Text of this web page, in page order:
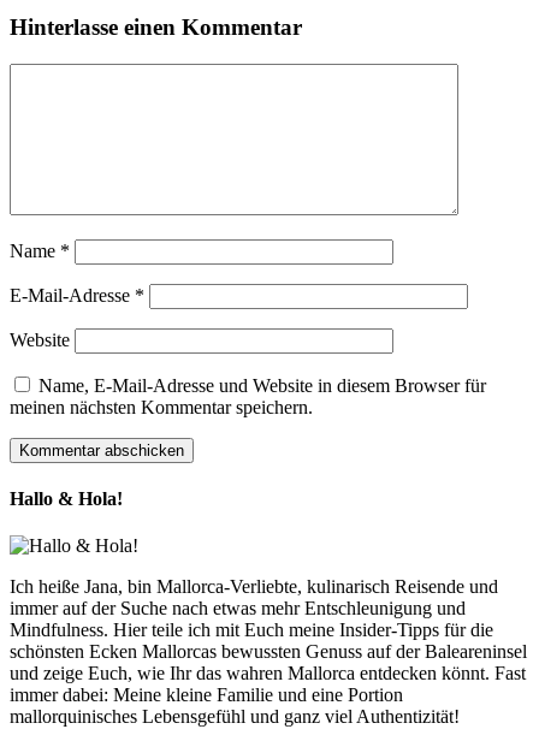
Hinterlasse einen Kommentar
Name *
E-Mail-Adresse *
Website
Name, E-Mail-Adresse und Website in diesem Browser für
meinen nächsten Kommentar speichern.
Hallo & Hola!
Ich heiße Jana, bin Mallorca-Verliebte, kulinarisch Reisende und
immer auf der Suche nach etwas mehr Entschleunigung und
Mindfulness. Hier teile ich mit Euch meine Insider-Tipps für die
schönsten Ecken Mallorcas bewussten Genuss auf der Baleareninsel
und zeige Euch, wie Ihr das wahren Mallorca entdecken könnt. Fast
immer dabei: Meine kleine Familie und eine Portion
mallorquinisches Lebensgefühl und ganz viel Authentizität!